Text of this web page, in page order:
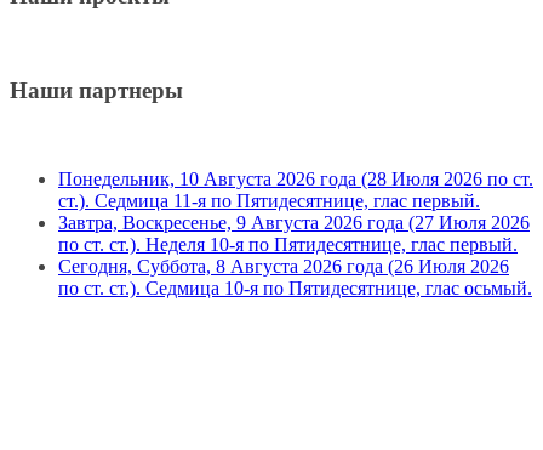
Наши партнеры
Понедельник, 10 Августа 2026 года (28 Июля 2026 по ст.
ст.). Седмица 11-я по Пятидесятнице, глас первый.
Завтра, Воскресенье, 9 Августа 2026 года (27 Июля 2026
по ст. ст.). Неделя 10-я по Пятидесятнице, глас первый.
Сегодня, Суббота, 8 Августа 2026 года (26 Июля 2026
по ст. ст.). Седмица 10-я по Пятидесятнице, глас осьмый.